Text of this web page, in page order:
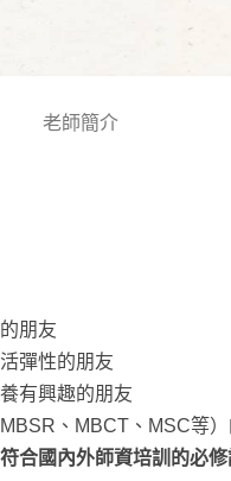
老師簡介
朋友
彈性的朋友
有興趣的朋友
、MBCT、MSC等）
合國內外師資培訓的必